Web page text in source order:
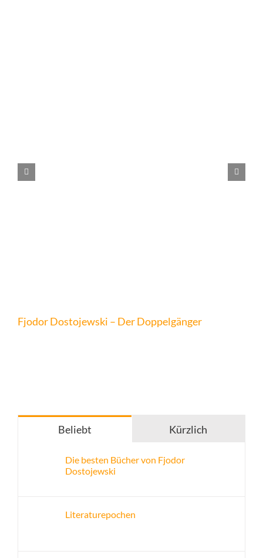
Fjodor Dostojewski – Der Doppelgänger
Beliebt Kürzlich
Die besten Bücher von Fjodor
Dostojewski
Literaturepochen